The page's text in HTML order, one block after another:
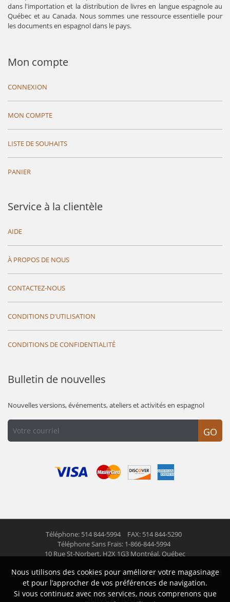
dans l'importation et la distribution de livres en langue espagnole au
Québec et au Canada. Nous sommes une ressource essentielle pour
les documents en espagnol dans le pays.
Mon compte
CONNEXION
MON COMPTE
LISTE DE SOUHAITS
PANIER
Service à la clientèle
AIDE
À PROPOS DE NOUS
CONTACTEZ-NOUS
CONDITIONS D'UTILISATION
CONDITIONS DE CONFIDENTIALITÉ
Bulletin de nouvelles
Nouvelles versions, événements, ateliers et activités en espagnol
GO
Téléphone: 514 844-5994
FAX: 514 844-5290
Téléphone Sans Frais: 1-866-844-5994
10 Rue St-Norbert, H2X 1G3 Montréal, Québec
© 2026 Las Americas inc. Tous droits réservés
Suivez nous
Nous utilisons des cookies pour améliorer votre magasinage
et pour l’approcher de vos préférences de navigation.
Si vous continuez avec nos services, nous comprenons que